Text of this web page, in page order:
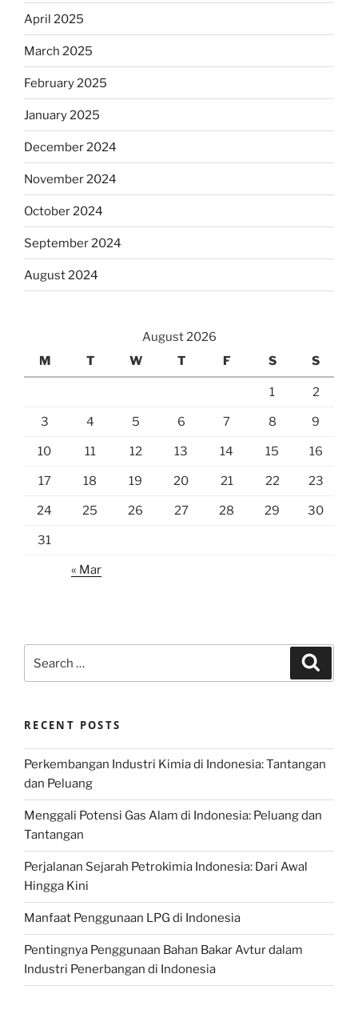
April 2025
March 2025
February 2025
January 2025
December 2024
November 2024
October 2024
September 2024
August 2024
August 2026
M
T W T F S S
1 2
3 4 5 6 7 8 9
10 11 12 13 14 15 16
17 18 19 20 21 22 23
24 25 26 27 28 29 30
31
« Mar
for:
RECENT POSTS
Perkembangan Industri Kimia di Indonesia: Tantangan
dan Peluang
Menggali Potensi Gas Alam di Indonesia: Peluang dan
Tantangan
Perjalanan Sejarah Petrokimia Indonesia: Dari Awal
Hingga Kini
Manfaat Penggunaan LPG di Indonesia
Pentingnya Penggunaan Bahan Bakar Avtur dalam
Industri Penerbangan di Indonesia